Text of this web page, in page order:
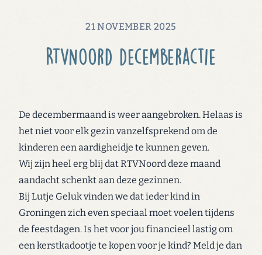
21 NOVEMBER 2025
RTVNoord decemberactie
De decembermaand is weer aangebroken. Helaas is
het niet voor elk gezin vanzelfsprekend om de
kinderen een aardigheidje te kunnen geven.
Wij zijn heel erg blij dat RTVNoord deze maand
aandacht schenkt aan deze gezinnen.
Bij Lutje Geluk vinden we dat ieder kind in
Groningen zich even speciaal moet voelen tijdens
de feestdagen. Is het voor jou financieel lastig om
een kerstkadootje te kopen voor je kind? Meld je dan